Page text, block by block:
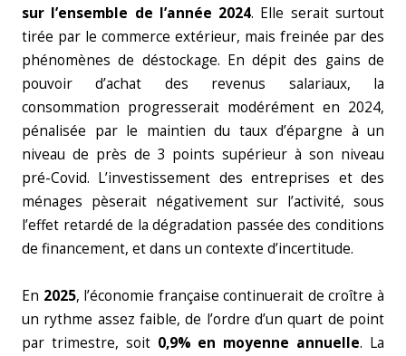
sur l’ensemble de l’année 2024. Elle serait surtout
tirée par le commerce extérieur, mais freinée par des
phénomènes de déstockage. En dépit des gains de
pouvoir d’achat des revenus salariaux, la
consommation progresserait modérément en 2024,
pénalisée par le maintien du taux d’épargne à un
niveau de près de 3 points supérieur à son niveau
pré-Covid. L’investissement des entreprises et des
ménages pèserait négativement sur l’activité, sous
l’effet retardé de la dégradation passée des conditions
de financement, et dans un contexte d’incertitude.
En 2025, l’économie française continuerait de croître à
un rythme assez faible, de l’ordre d’un quart de point
par trimestre, soit 0,9% en moyenne annuelle. La